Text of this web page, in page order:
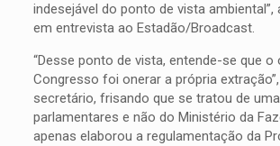
indesejável do ponto de vista ambiental”,
em entrevista ao Estadão/Broadcast.
“Desse ponto de vista, entende-se que o
Congresso foi onerar a própria
secretário, frisando que se tratou de
parlamentares e não do Ministério da
apenas elaborou a regulamentação da